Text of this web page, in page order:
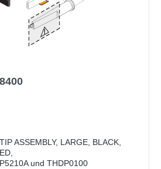
ASSEMBLY, LARGE, BLACK,
und THDP0100